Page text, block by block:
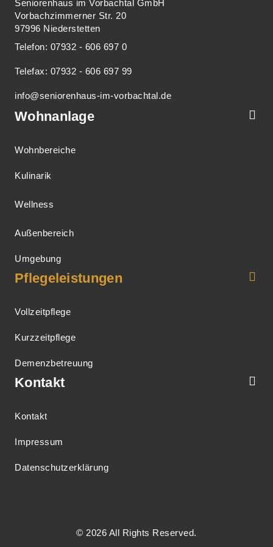
Seniorenhaus im Vorbachtal GmbH
Vorbachzimmerner Str. 20
97996 Niederstetten
Telefon: 07932 - 606 697 0
Telefax: 07932 - 606 697 99
info@seniorenhaus-im-vorbachtal.de
Wohnanlage
Wohnbereiche
Kulinarik
Wellness
Außenbereich
Umgebung
Pflegeleistungen
Vollzeitpflege
Kurzzeitpflege
Demenzbetreuung
Kontakt
Kontakt
Impressum
Datenschutzerklärung
© 2026 All Rights Reserved.